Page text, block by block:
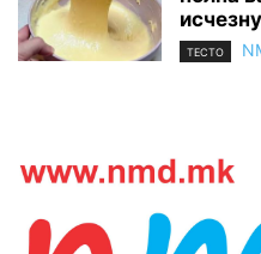
ТЕСТО